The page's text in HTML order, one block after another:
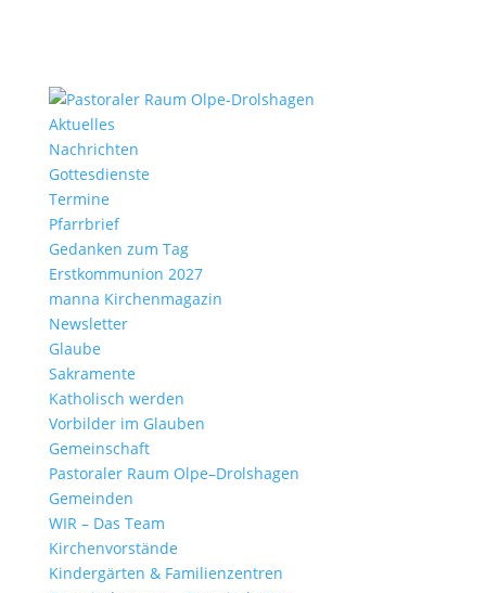
Aktu­elles
Nach­richten
Gottes­dienste
Termine
Pfarr­brief
Gedanken zum Tag
Erst­kom­mu­nion 2027
manna Kirchen­ma­gazin
News­letter
Glaube
Sakra­mente
Katho­lisch werden
Vorbilder im Glauben
Gemein­schaft
Pasto­raler Raum Olpe–Drolshagen
Gemeinden
WIR – Das Team
Kirchen­vor­stände
Kinder­gärten & Familienzentren